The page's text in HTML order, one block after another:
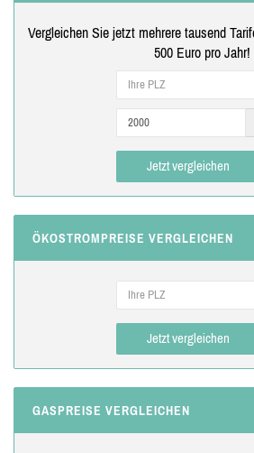
Vergleichen Sie jetzt mehrere tausend
500 Euro pro Jahr!
Jetzt vergleichen
ÖKOSTROMPREISE VERGLEICHEN
Jetzt vergleichen
GASPREISE VERGLEICHEN